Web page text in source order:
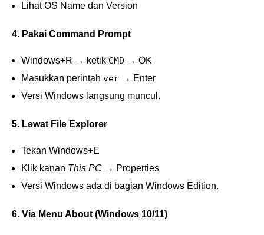
Lihat OS Name dan Version
4. Pakai Command Prompt
Windows+R → ketik CMD → OK
Masukkan perintah ver → Enter
Versi Windows langsung muncul.
5. Lewat File Explorer
Tekan Windows+E
Klik kanan This PC → Properties
Versi Windows ada di bagian Windows Edition.
6. Via Menu About (Windows 10/11)